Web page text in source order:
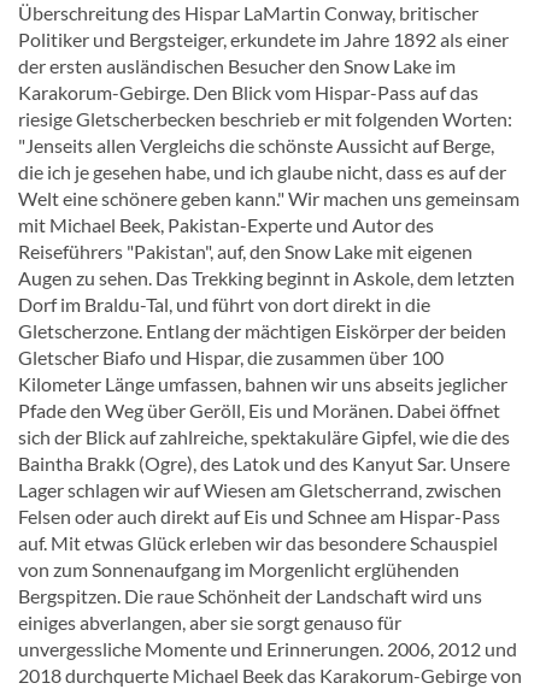
Überschreitung des Hispar LaMartin Conway, britischer
Politiker und Bergsteiger, erkundete im Jahre 1892 als einer
der ersten ausländischen Besucher den Snow Lake im
Karakorum-Gebirge. Den Blick vom Hispar-Pass auf das
riesige Gletscherbecken beschrieb er mit folgenden Worten:
"Jenseits allen Vergleichs die schönste Aussicht auf Berge,
die ich je gesehen habe, und ich glaube nicht, dass es auf der
Welt eine schönere geben kann." Wir machen uns gemeinsam
mit Michael Beek, Pakistan-Experte und Autor des
Reiseführers "Pakistan", auf, den Snow Lake mit eigenen
Augen zu sehen. Das Trekking beginnt in Askole, dem letzten
Dorf im Braldu-Tal, und führt von dort direkt in die
Gletscherzone. Entlang der mächtigen Eiskörper der beiden
Gletscher Biafo und Hispar, die zusammen über 100
Kilometer Länge umfassen, bahnen wir uns abseits jeglicher
Pfade den Weg über Geröll, Eis und Moränen. Dabei öffnet
sich der Blick auf zahlreiche, spektakuläre Gipfel, wie die des
Baintha Brakk (Ogre), des Latok und des Kanyut Sar. Unsere
Lager schlagen wir auf Wiesen am Gletscherrand, zwischen
Felsen oder auch direkt auf Eis und Schnee am Hispar-Pass
auf. Mit etwas Glück erleben wir das besondere Schauspiel
von zum Sonnenaufgang im Morgenlicht erglühenden
Bergspitzen. Die raue Schönheit der Landschaft wird uns
einiges abverlangen, aber sie sorgt genauso für
unvergessliche Momente und Erinnerungen. 2006, 2012 und
2018 durchquerte Michael Beek das Karakorum-Gebirge von